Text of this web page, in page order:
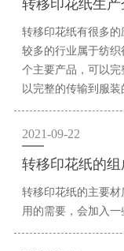
转移印花纸生
转移印花纸有很多
较多的行业属于纺
个主要产品，可以
以完整的传输到服装
2021-09-22
转移印花纸的
转移印花纸的主要
用的需要，会加入一